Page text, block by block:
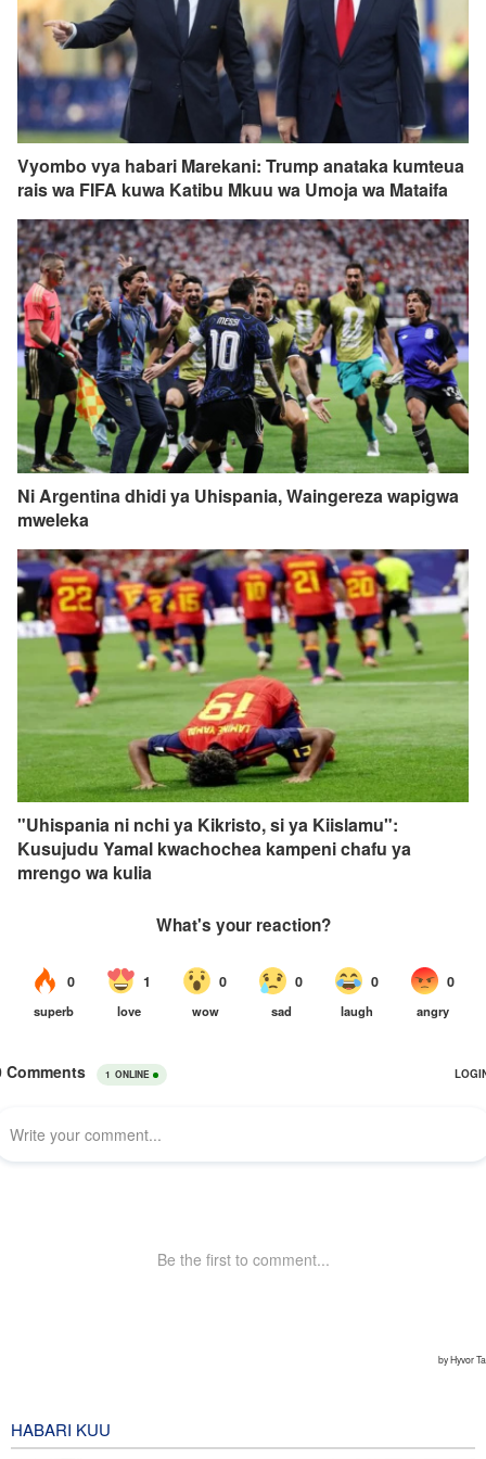
Vyombo vya habari Marekani: Trump anataka kumteua
rais wa FIFA kuwa Katibu Mkuu wa Umoja wa Mataifa
Ni Argentina dhidi ya Uhispania, Waingereza wapigwa
mweleka
"Uhispania ni nchi ya Kikristo, si ya Kiislamu":
Kusujudu Yamal kwachochea kampeni chafu ya
mrengo wa kulia
HABARI KUU